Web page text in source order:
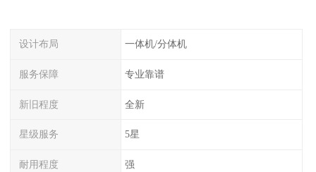
设计布局 一体机/分体机
服务保障 专业靠谱
新旧程度 全新
星级服务 5星
耐用程度 强